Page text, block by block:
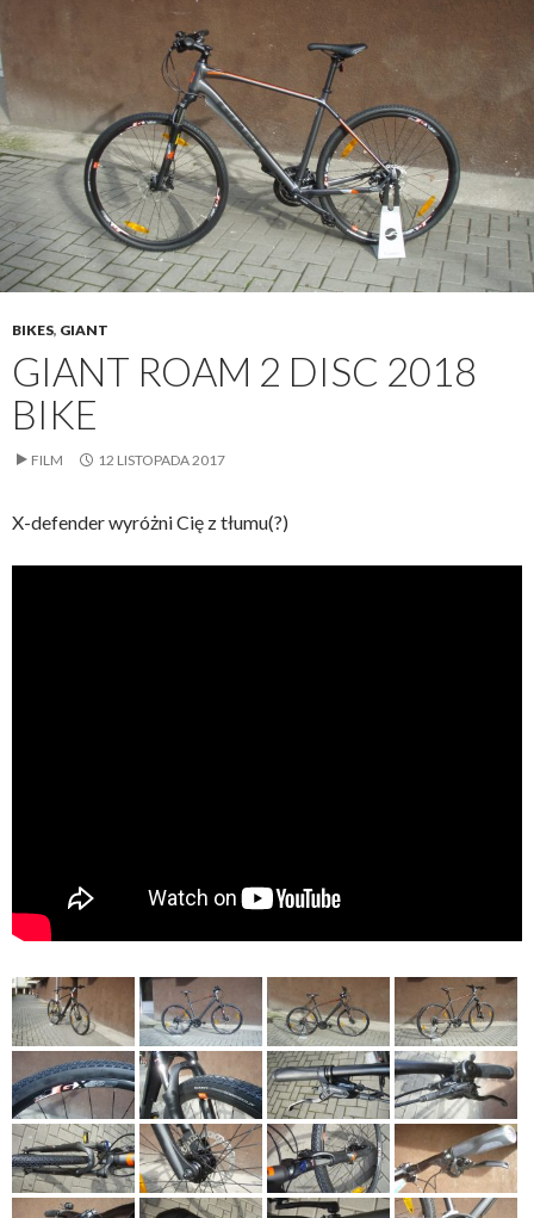
BIKES, GIANT
GIANT ROAM 2 DISC 2018
BIKE
FILM 12 LISTOPADA 2017
X-defender wyróżni Cię z tłumu(?)